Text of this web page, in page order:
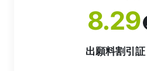
8 29
出願料割引証